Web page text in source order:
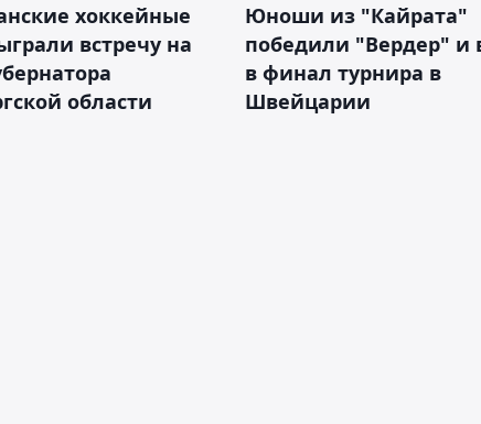
хоккейные
встречу на
области
Юноши из "Кайрата"
победили "Вердер"
в финал турнира в
Швейцарии